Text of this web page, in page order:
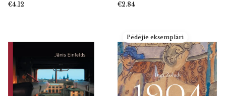
€4.12 €2.84
Pēdējie eksemplāri